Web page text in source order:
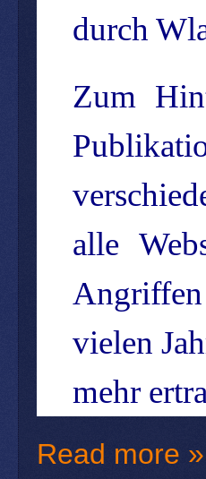
durch
Zum
alle
vielen
mehr
Read more »